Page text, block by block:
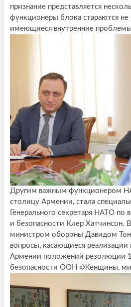
признание представляется
функционеры блока стараются не
имеющиеся внутренние
Другим важным функционером
столицу Армении, стала
Генерального секретаря НАТО
и безопасности Клер Хатчинсон.
министром обороны Давидом
вопросы, касающиеся
Армении положений резолюции
безопасности ООН «Женщины,